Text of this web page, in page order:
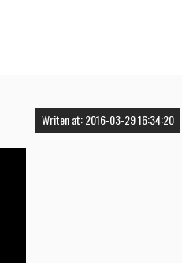
Writen at: 2016-03-29 16:34:20